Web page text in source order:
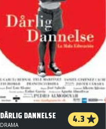
DÅRLIG DANNELSE 4.3
DRAMA